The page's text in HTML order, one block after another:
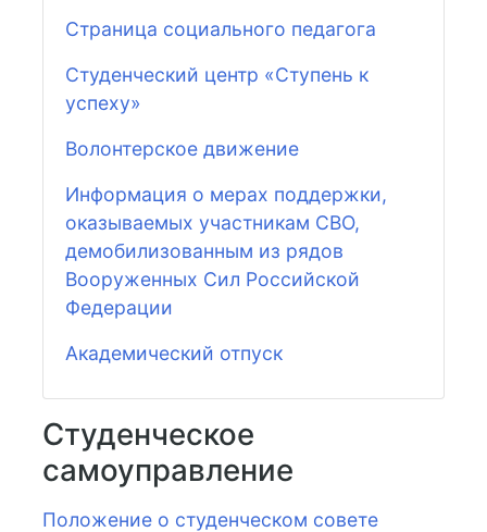
Студенческое
самоуправление
Положение о студенческом совете
Страница социального педагога
Студенческий центр «Ступень к
успеху»
Волонтерское движение
Информация о мерах поддержки,
оказываемых участникам СВО,
демобилизованным из рядов
Вооруженных Сил Российской
Федерации
Академический отпуск